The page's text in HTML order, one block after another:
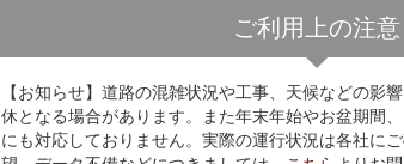
ご利用上の注意
【お知らせ】道路の混雑状況や工事、天候などの影
休となる場合があります。また年末年始やお盆期間
にも対応しておりません。実際の運行状況は各社に